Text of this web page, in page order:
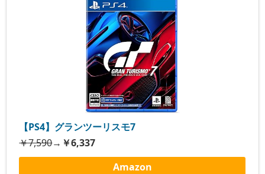
【PS4】グランツーリスモ7
￥7,590→ ￥6,337
Amazon